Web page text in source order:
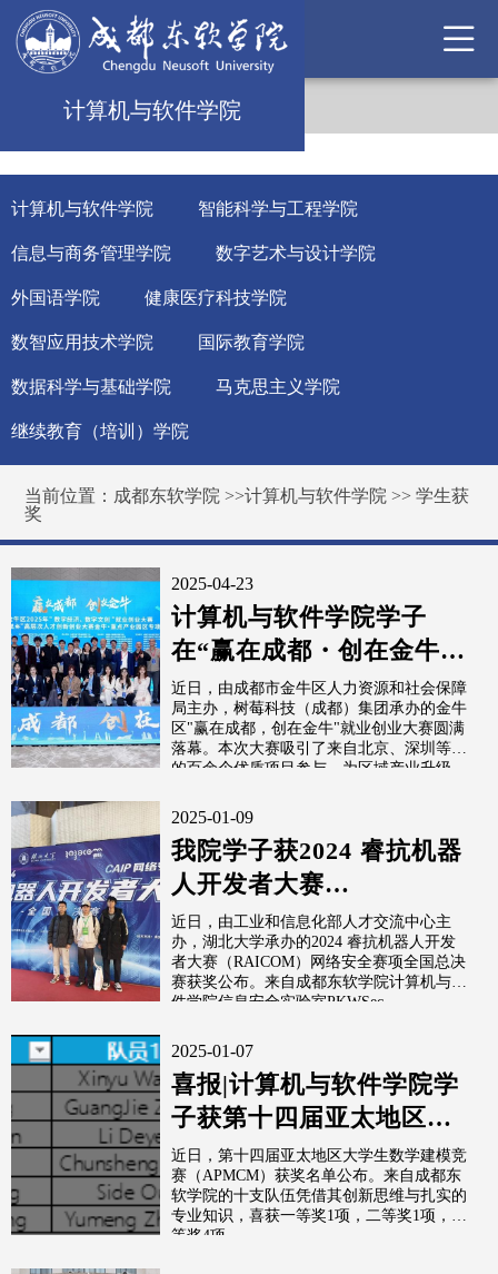
计算机与软件学院
计算机与软件学院 智能科学与工程学院
信息与商务管理学院 数字艺术与设计学院
外国语学院 健康医疗科技学院
数智应用技术学院 国际教育学院
数据科学与基础学院 马克思主义学院
继续教育（培训）学院
当前位置： 成都东软学院 >>计算机与软件学院 >>学生获
奖
2025-04-23
计算机与软件学院学子
在“赢在成都・创在金牛”
就业创业大赛中荣获二等
奖
近日，由成都市金牛区人力资源和社会保障
局主办，树莓科技（成都）集团承办的金牛
区"赢在成都，创在金牛"就业创业大赛圆满
落幕。本次大赛吸引了来自北京、深圳等地
的百余个优质项目参与，为区域产业升级...
2025-01-09
我院学子获2024 睿抗机器
人开发者大赛
（RAICOM）网络安全赛
项全国总决赛...
近日，由工业和信息化部人才交流中心主
办，湖北大学承办的2024 睿抗机器人开发
者大赛（RAICOM）网络安全赛项全国总决
赛获奖公布。来自成都东软学院计算机与软
件学院信息安全实验室PKWSec...
2025-01-07
喜报|计算机与软件学院学
子获第十四届亚太地区大
学生数学建模竞赛
（APMCM）...
近日，第十四届亚太地区大学生数学建模竞
赛（APMCM）获奖名单公布。来自成都东
软学院的十支队伍凭借其创新思维与扎实的
专业知识，喜获一等奖1项，二等奖1项，三
等奖4项。